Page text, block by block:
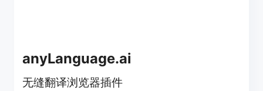
anyLanguage.ai
无缝翻译浏览器插件